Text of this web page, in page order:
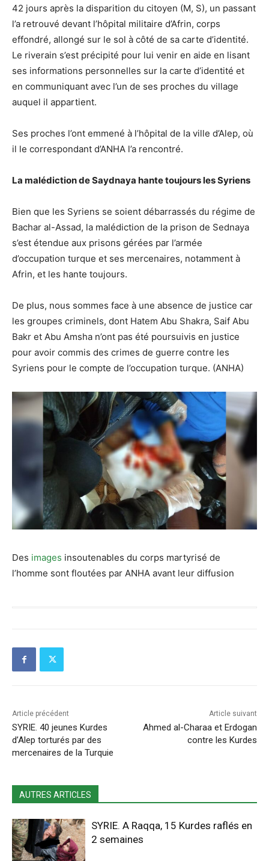
42 jours après la disparition du citoyen (M, S), un passant
l’a retrouvé devant l’hôpital militaire d’Afrin, corps
effondré, allongé sur le sol à côté de sa carte d’identité.
Le riverain s’est précipité pour lui venir en aide en lisant
ses informations personnelles sur la carte d’identité et
en communiquant avec l’un de ses proches du village
auquel il appartient.
Ses proches l’ont emmené à l’hôpital de la ville d’Alep, où
il le correspondant d’ANHA l’a rencontré.
La malédiction de Saydnaya hante toujours les Syriens
Bien que les Syriens se soient débarrassés du régime de
Bachar al-Assad, la malédiction de la prison de Sednaya
s’est étendue aux prisons gérées par l’armée
d’occupation turque et ses mercenaires, notamment à
Afrin, et les hante toujours.
De plus, nous sommes face à une absence de justice car
les groupes criminels, dont Hatem Abu Shakra, Saif Abu
Bakr et Abu Amsha n’ont pas été poursuivis en justice
pour avoir commis des crimes de guerre contre les
Syriens pour le compte de l’occupation turque. (ANHA)
Des images insoutenables du corps martyrisé de
l’homme sont floutées par ANHA avant leur diffusion
Article précédent
SYRIE. 40 jeunes Kurdes
d’Alep torturés par des
mercenaires de la Turquie
Article suivant
Ahmed al-Charaa et Erdogan
contre les Kurdes
AUTRES ARTICLES
SYRIE. A Raqqa, 15 Kurdes raflés en
2 semaines